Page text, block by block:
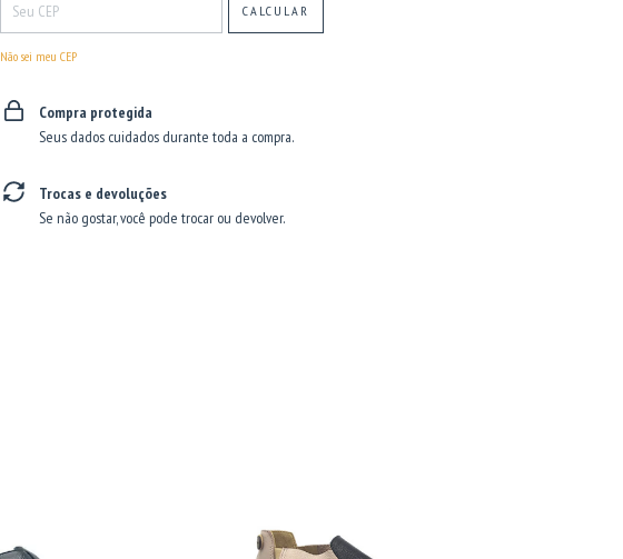
CALCULAR
Não sei meu CEP
Compra protegida
Seus dados cuidados durante toda a compra.
Trocas e devoluções
Se não gostar, você pode trocar ou devolver.